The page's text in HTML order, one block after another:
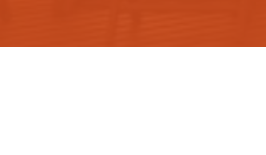
BlogConstrutora